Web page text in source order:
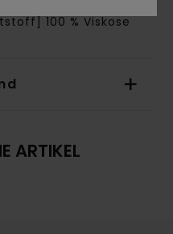
100 % Viskose
ARTIKEL